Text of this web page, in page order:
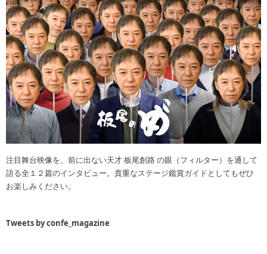
注目舞台映像を、前に出ない天才 板尾創路 の眼（フィルター）を通して
語る全１２篇のインタビュー。貴重なステージ鑑賞ガイドとしてもぜひ
お楽しみください。
Tweets by confe_magazine